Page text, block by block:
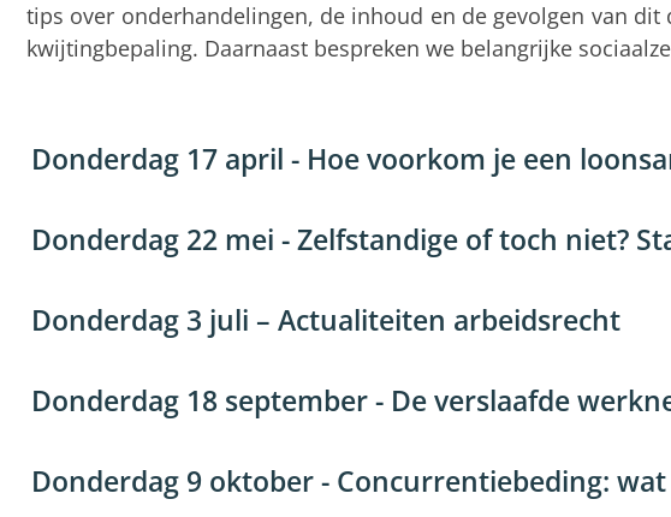
tips over onderhandelingen, de inhoud en de gevolgen van
kwijtingbepaling. Daarnaast bespreken we belangrijke
Donderdag 17 april - Hoe voorkom je een
Donderdag 22 mei - Zelfstandige of toch niet?
Donderdag 3 juli – Actualiteiten arbeidsrecht
Donderdag 18 september - De verslaafde
Donderdag 9 oktober - Concurrentiebeding: